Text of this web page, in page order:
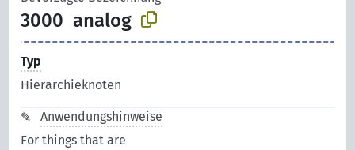
3000 analog
Typ
Hierarchieknoten
Anwendungshinweise
For things that are